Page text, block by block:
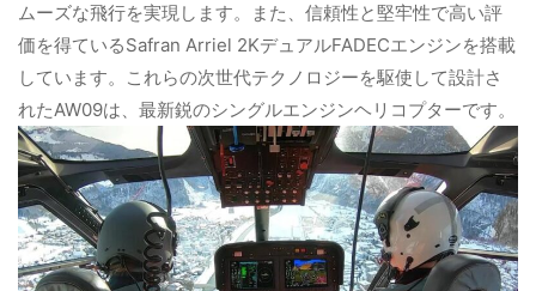
ムーズな飛行を実現します。また、信頼性と堅牢性で高い評
価を得ているSafran Arriel 2KデュアルFADECエンジンを搭載
しています。これらの次世代テクノロジーを駆使して設計さ
れたAW09は、最新鋭のシングルエンジンヘリコプターです。